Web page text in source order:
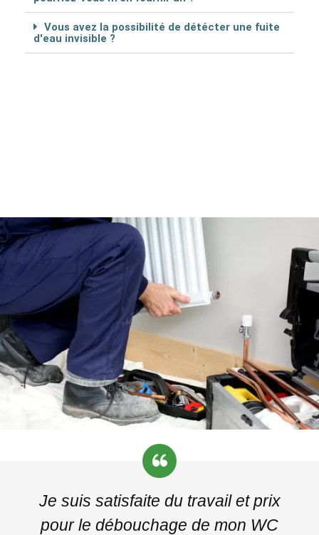
Vous avez la possibilité de détécter une fuite
d'eau invisible ?
Je suis satisfaite du travail et prix
pour le débouchage de mon WC